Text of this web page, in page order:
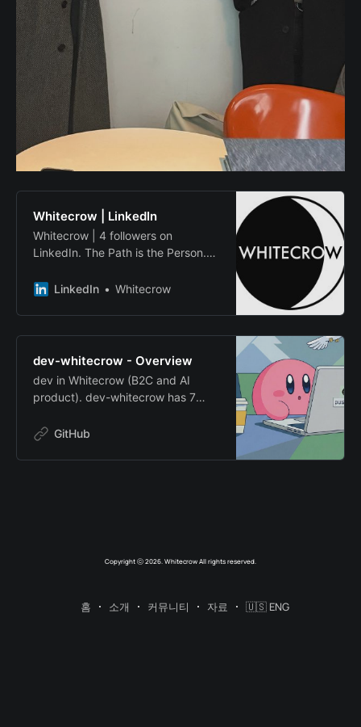
Whitecrow | LinkedIn
Whitecrow | 4 followers on
LinkedIn. The Path is the Person.
Era: A digital pilgrimage to find
develops a digital pilgrimage
platform democratizing the Grand
Tour for the AI era. We are
Sherpas, providing perspectives
not answers. We borrow the lenses
of legends to bring clarity to your
LinkedIn Whitecrow
dev-whitecrow - Overview
dev in Whitecrow (B2C and AI
product). dev-whitecrow has 7
code on GitHub.
GitHub
Copyright ⓒ 2026. Whitecrow All rights reserved.
홈 소개 커뮤니티 자료 🇺🇸 ENG